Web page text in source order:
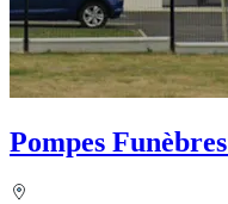
Pompes